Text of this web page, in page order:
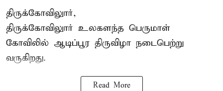
திருக்கோவிலுார்,
திருக்கோவிலுார் உலகளந்த பெருமாள்
கோவிலில் ஆடிப்பூர திருவிழா நடைபெற்று
வருகிறது.
Read More